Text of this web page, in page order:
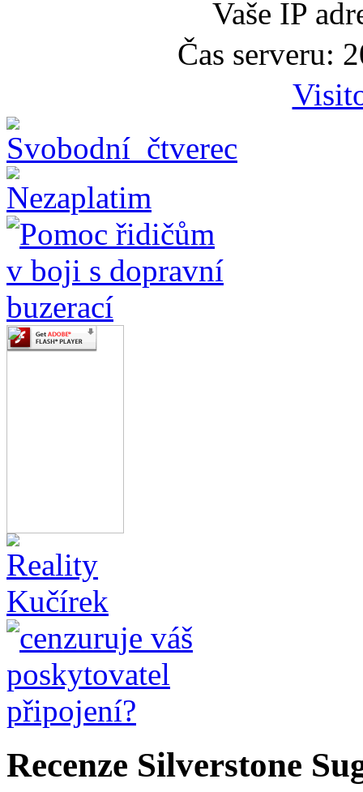
Vaše IP
Čas serveru:
Recenze Silverstone